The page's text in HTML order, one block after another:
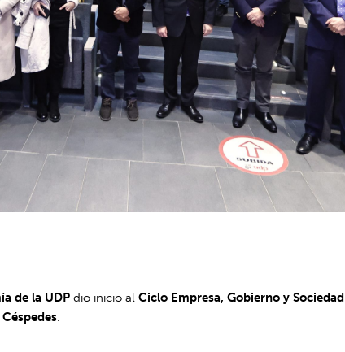
de la UDP dio inicio alCiclo Empresa, Gobierno y Sociedad
.